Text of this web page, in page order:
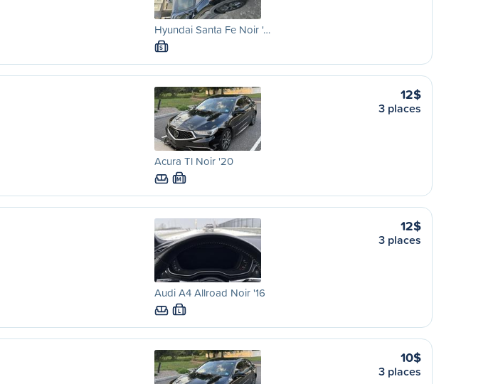
Hyundai Santa Fe Noir '…
S
Acura Tl Noir '20
M
12$
3 places
Audi A4 Allroad Noir '16
L
12$
3 places
10$
3 places